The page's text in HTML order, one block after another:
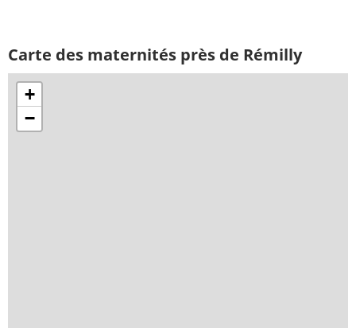
Carte des maternités près de Rémilly
+
−